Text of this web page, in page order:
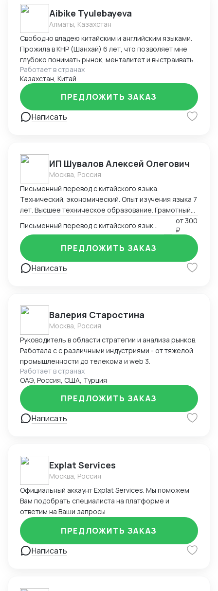
положений технологии осуществления контроля за
соблюдением правильности заявления в ДТ на
товары сведений, необходимых для целей валютного
контроля при декларировании товаров в
электронной форме.
Aibike Tyulebayeva
Алматы, Казахстан
Свободно владею китайским и английским языками.
Прожила в КНР (Шанхай) 6 лет, что позволяет мне
глубоко понимать рынок, менталитет и выстраивать
эффективную коммуникацию с производителями. С
2020 года профессионально занимаюсь закупом и
поставками товаров из Китая. Работаю напрямую с
заводами-изготовителями, без посредников.
Основные направления: — промышленное
оборудование — оборудование для АЗС — КИП и ЗИП
(мебель, освещение, декор) — индивидуальные
заказы под задачи клиента Обеспечиваю полный
цикл: поиск надежного производителя →
переговоры → контроль качества → логистика →
доставка до клиента Гарантирую: - прозрачность
работы - соблюдение сроков - контроль на каждом
этапе - оптимизацию цены и качества Буду рада
сотрудничеству на взаимовыгодных условиях!
Работает в странах
Казахстан, Китай
Написать
ПРЕДЛОЖИТЬ ЗАКАЗ
ИП Шувалов Алексей Олегович
Москва, Россия
Письменный перевод с китайского языка.
Технический, экономический. Опыт изучения языка 7
лет. Высшее техническое образование. Грамотный
от 300
₽
Написать
ПРЕДЛОЖИТЬ ЗАКАЗ
Валерия Старостина
Москва, Россия
Руководитель в области стратегии и анализа рынков.
Работала с с различными индустриями - от тяжелой
промышленности до телекома и web 3.
Работает в странах
ОАЭ, Россия, США, Турция
Написать
ПРЕДЛОЖИТЬ ЗАКАЗ
Explat Services
Москва, Россия
Официальный аккаунт Explat Services. Мы поможем
Вам подобрать специалиста на платформе и
ответим на Ваши запросы
Написать
ПРЕДЛОЖИТЬ ЗАКАЗ